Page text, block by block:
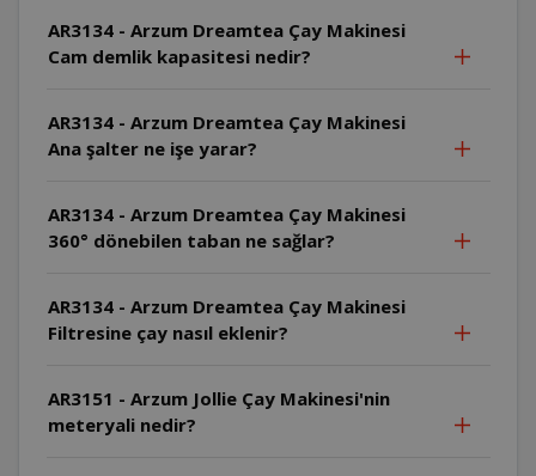
AR3134 - Arzum Dreamtea Çay Makinesi
Cam demlik kapasitesi nedir?
AR3134 - Arzum Dreamtea Çay Makinesi
Ana şalter ne işe yarar?
AR3134 - Arzum Dreamtea Çay Makinesi
360° dönebilen taban ne sağlar?
AR3134 - Arzum Dreamtea Çay Makinesi
Filtresine çay nasıl eklenir?
AR3151 - Arzum Jollie Çay Makinesi'nin
meteryali nedir?